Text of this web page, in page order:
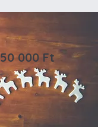
50 000 Ft